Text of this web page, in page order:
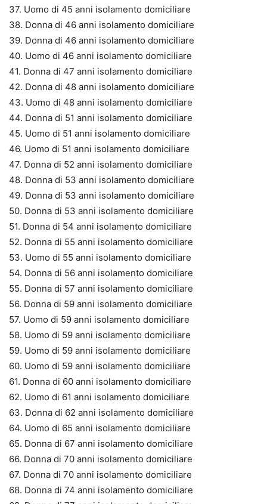
37. Uomo di 45 anni isolamento domiciliare
38. Donna di 46 anni isolamento domiciliare
39. Donna di 46 anni isolamento domiciliare
40. Uomo di 46 anni isolamento domiciliare
41. Donna di 47 anni isolamento domiciliare
42. Donna di 48 anni isolamento domiciliare
43. Uomo di 48 anni isolamento domiciliare
44. Donna di 51 anni isolamento domiciliare
45. Uomo di 51 anni isolamento domiciliare
46. Uomo di 51 anni isolamento domiciliare
47. Donna di 52 anni isolamento domiciliare
48. Donna di 53 anni isolamento domiciliare
49. Donna di 53 anni isolamento domiciliare
50. Donna di 53 anni isolamento domiciliare
51. Donna di 54 anni isolamento domiciliare
52. Donna di 55 anni isolamento domiciliare
53. Uomo di 55 anni isolamento domiciliare
54. Donna di 56 anni isolamento domiciliare
55. Donna di 57 anni isolamento domiciliare
56. Donna di 59 anni isolamento domiciliare
57. Uomo di 59 anni isolamento domiciliare
58. Uomo di 59 anni isolamento domiciliare
59. Uomo di 59 anni isolamento domiciliare
60. Uomo di 59 anni isolamento domiciliare
61. Donna di 60 anni isolamento domiciliare
62. Uomo di 61 anni isolamento domiciliare
63. Donna di 62 anni isolamento domiciliare
64. Uomo di 65 anni isolamento domiciliare
65. Donna di 67 anni isolamento domiciliare
66. Donna di 70 anni isolamento domiciliare
67. Donna di 70 anni isolamento domiciliare
68. Donna di 74 anni isolamento domiciliare